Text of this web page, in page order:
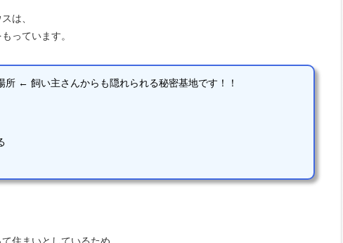
は、
っています。
所 ← 飼い主さんからも隠れられる秘密基地です！！